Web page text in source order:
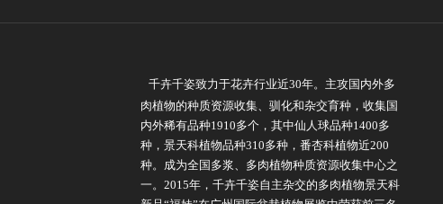
千卉千姿致力于花卉行业近30年。主攻国内外多
肉植物的种质资源收集、驯化和杂交育种，收集国
内外稀有品种1910多个，其中仙人球品种1400多
种，景天科植物品种310多种，番杏科植物近200
种。成为全国多浆、多肉植物种质资源收集中心之
一。2015年，千卉千姿自主杂交的多肉植物景天科